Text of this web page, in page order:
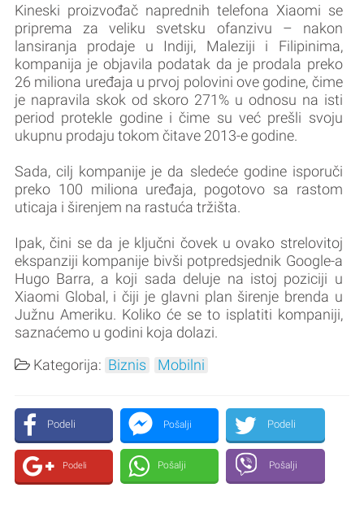
Kineski proizvođač naprednih telefona Xiaomi se
priprema za veliku svetsku ofanzivu – nakon
lansiranja prodaje u Indiji, Maleziji i Filipinima,
kompanija je objavila podatak da je prodala preko
26 miliona uređaja u prvoj polovini ove godine, čime
je napravila skok od skoro 271% u odnosu na isti
period protekle godine i čime su već prešli svoju
ukupnu prodaju tokom čitave 2013-e godine.
Sada, cilj kompanije je da sledeće godine isporuči
preko 100 miliona uređaja, pogotovo sa rastom
uticaja i širenjem na rastuća tržišta.
Ipak, čini se da je ključni čovek u ovako strelovitoj
ekspanziji kompanije bivši potpredsjednik Google-a
Hugo Barra, a koji sada deluje na istoj poziciji u
Xiaomi Global, i čiji je glavni plan širenje brenda u
Južnu Ameriku. Koliko će se to isplatiti kompaniji,
saznaćemo u godini koja dolazi.
Kategorija: Biznis Mobilni
Podeli Pošalji Podeli
Podeli Pošalji Pošalji